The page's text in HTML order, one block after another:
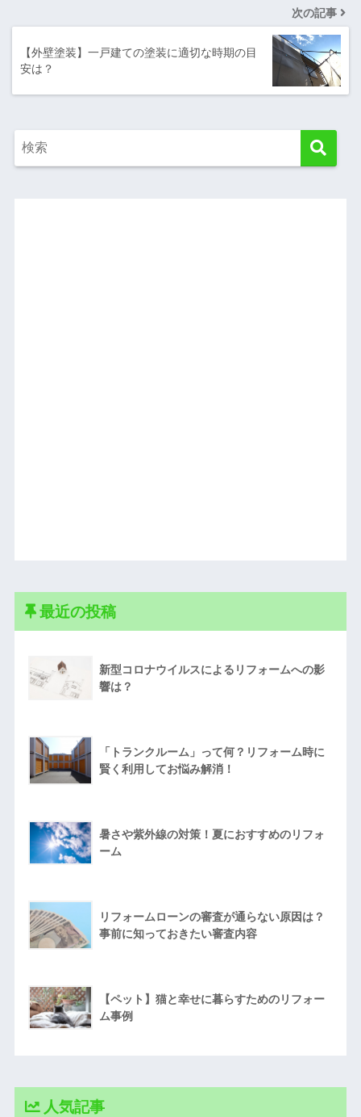
次の記事
【外壁塗装】一戸建ての塗装に適切な時期の目
安は？
最近の投稿
新型コロナウイルスによるリフォームへの影
響は？
「トランクルーム」って何？リフォーム時に
賢く利用してお悩み解消！
暑さや紫外線の対策！夏におすすめのリフォ
ーム
リフォームローンの審査が通らない原因は？
事前に知っておきたい審査内容
【ペット】猫と幸せに暮らすためのリフォー
ム事例
人気記事